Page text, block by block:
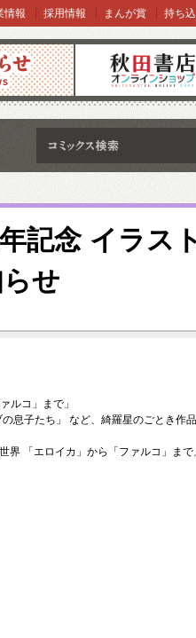
オンラインショップ
情報 採用情報 まんが賞 持ち
記念 イラス
せ
ルコ」まで」
息子たち」 など、綺羅星のごとき作
界 「エロイカ」から「ファルコ」まで